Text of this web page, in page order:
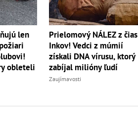
len
obleteli
Prielomový NÁLEZ z čias
Inkov! Vedci z múmií
získali DNA vírusu, ktorý
zabíjal milióny ľudí
Zaujímavosti